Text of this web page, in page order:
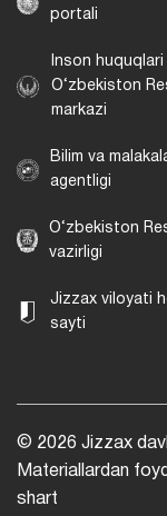
portali
Inson
O‘zbekiston
markazi
Bilim va
agentligi
O‘zbekiston
vazirligi
Jizzax viloyati
sayti
© 2026 Jizzax
Materiallardan
shart